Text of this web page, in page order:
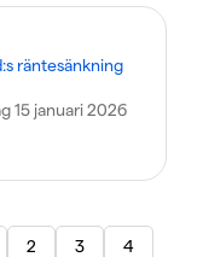
räntesänkning
15 januari 2026
2 3
4